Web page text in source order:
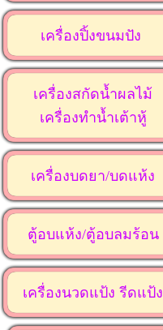
เครื่องปิ้งขนมปัง
เครื่องสกัดน้ำผลไม้
เครื่องทำน้ำเต้าหู้
เครื่องบดยา/บดแห้ง
ตู้อบแห้ง/ตู้อบลมร้อน
เครื่องนวดแป้ง รีดแป้ง